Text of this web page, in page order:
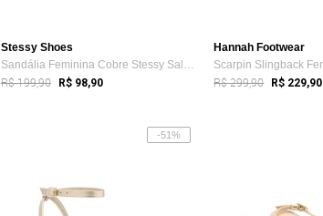
Stessy Shoes
Sandália Feminina Cobre Stessy Salto Alt...
R$ 199,90 R$ 98,90
Hannah Footwear
R$ 299,90 R$ 229,90
-51%